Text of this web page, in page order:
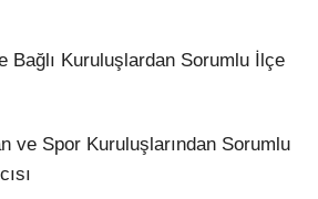
Bağlı Kuruluşlardan Sorumlu İlçe
ve Spor Kuruluşlarından Sorumlu